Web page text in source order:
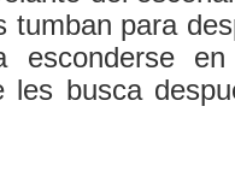
tumban para
esconderse
les busca